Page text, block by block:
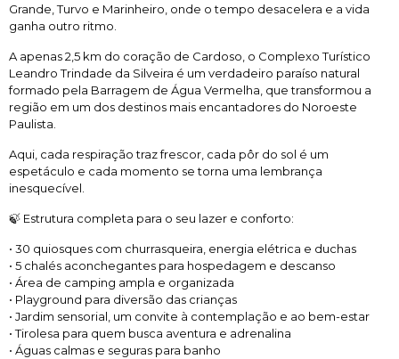
Grande, Turvo e Marinheiro, onde o tempo desacelera e a vida
ganha outro ritmo.
A apenas 2,5 km do coração de Cardoso, o Complexo Turístico
Leandro Trindade da Silveira é um verdadeiro paraíso natural
formado pela Barragem de Água Vermelha, que transformou a
região em um dos destinos mais encantadores do Noroeste
Paulista.
Aqui, cada respiração traz frescor, cada pôr do sol é um
espetáculo e cada momento se torna uma lembrança
inesquecível.
🍃 Estrutura completa para o seu lazer e conforto:
• 30 quiosques com churrasqueira, energia elétrica e duchas
• 5 chalés aconchegantes para hospedagem e descanso
• Área de camping ampla e organizada
• Playground para diversão das crianças
• Jardim sensorial, um convite à contemplação e ao bem-estar
• Tirolesa para quem busca aventura e adrenalina
• Águas calmas e seguras para banho